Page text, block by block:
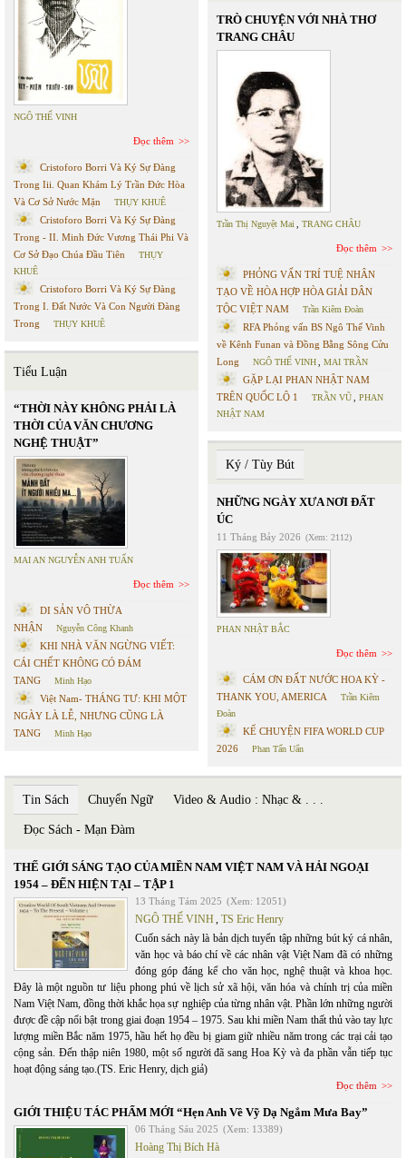
NGÔ THẾ VINH
Đọc thêm
Cristoforo Borri Và Ký Sự Đàng
Trong Iii. Quan Khám Lý Trần Đức Hòa
Và Cơ Sở Nước Mặn
THỤY KHUÊ
Cristoforo Borri Và Ký Sự Đàng
Trong - II. Minh Đức Vương Thái Phi Và
Cơ Sở Đạo Chúa Đầu Tiên
THỤY
KHUÊ
Cristoforo Borri Và Ký Sự Đàng
Trong I. Đất Nước Và Con Người Đàng
Trong
THỤY KHUÊ
Tiểu Luận
“THỜI NÀY KHÔNG PHẢI LÀ
THỜI CỦA VĂN CHƯƠNG
NGHỆ THUẬT”
MAI AN NGUYỄN ANH TUẤN
Đọc thêm
DI SẢN VÔ THỪA
NHẬN
Nguyễn Công Khanh
KHI NHÀ VĂN NGỪNG VIẾT:
CÁI CHẾT KHÔNG CÓ ĐÁM
TANG
Minh Hạo
Việt Nam- THÁNG TƯ: KHI MỘT
NGÀY LÀ LỄ, NHƯNG CŨNG LÀ
TANG
Minh Hạo
TRÒ CHUYỆN VỚI NHÀ THƠ
TRANG CHÂU
Trần Thị Nguyệt Mai TRANG CHÂU
Đọc thêm
PHỎNG VẤN TRÍ TUỆ NHÂN
TẠO VỀ HÒA HỢP HÒA GIẢI DÂN
TỘC VIỆT NAM
Trần Kiêm Đoàn
RFA Phỏng vấn BS Ngô Thế Vinh
về Kênh Funan và Đồng Bằng Sông Cửu
Long
NGÔ THẾ VINH MAI TRẦN
GẶP LẠI PHAN NHẬT NAM
TRÊN QUỐC LỘ 1
TRẦN VŨ
PHAN
NHẬT NAM
Ký / Tùy Bút
NHỮNG NGÀY XƯA NƠI ĐẤT
ÚC
11 Tháng Bảy 2026 (Xem: 2112)
PHAN NHẬT BẮC
Đọc thêm
CÁM ƠN ĐẤT NƯỚC HOA KỲ -
THANK YOU, AMERICA
Trần Kiêm
Đoàn
KỂ CHUYỆN FIFA WORLD CUP
2026
Phan Tấn Uẩn
Tin Sách Chuyển Ngữ Video & Audio : Nhạc & . . .
Đọc Sách - Mạn Đàm
THẾ GIỚI SÁNG TẠO CỦA MIỀN NAM VIỆT NAM VÀ HẢI NGOẠI
1954 – ĐẾN HIỆN TẠI – TẬP 1
13 Tháng Tám 2025 (Xem: 12051)
NGÔ THẾ VINH, TS Eric Henry
Cuốn sách này là bản dịch tuyển tập những bút ký cá nhân,
văn học và báo chí về các nhân vật Việt Nam đã có những
đóng góp đáng kể cho văn học, nghệ thuật và khoa học.
Đây là một nguồn tư liệu phong phú về lịch sử xã hội, văn hóa và chính trị của miền
Nam Việt Nam, đồng thời khắc họa sự nghiệp của từng nhân vật. Phần lớn những người
được đề cập nổi bật trong giai đoạn 1954 – 1975. Sau khi miền Nam thất thủ vào tay lực
lượng miền Bắc năm 1975, hầu hết họ đều bị giam giữ nhiều năm trong các trại cải tạo
cộng sản. Đến thập niên 1980, một số người đã sang Hoa Kỳ và đa phần vẫn tiếp tục
hoạt động sáng tạo.(TS. Eric Henry, dịch giả)
Đọc thêm
GIỚI THIỆU TÁC PHẨM MỚI “Hẹn Anh Về Vỹ Dạ Ngắm Mưa Bay”
06 Tháng Sáu 2025 (Xem: 13389)
Hoàng Thị Bích Hà